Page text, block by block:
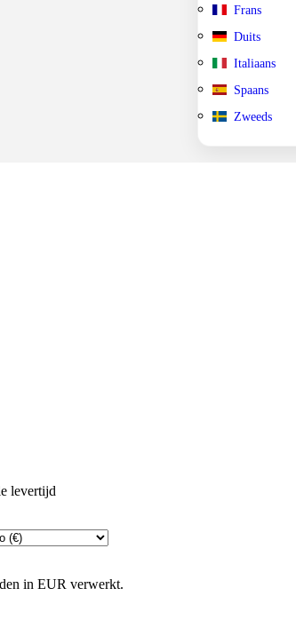
Frans
Duits
Italiaans
Spaans
Zweeds
levertijd
in EUR verwerkt.